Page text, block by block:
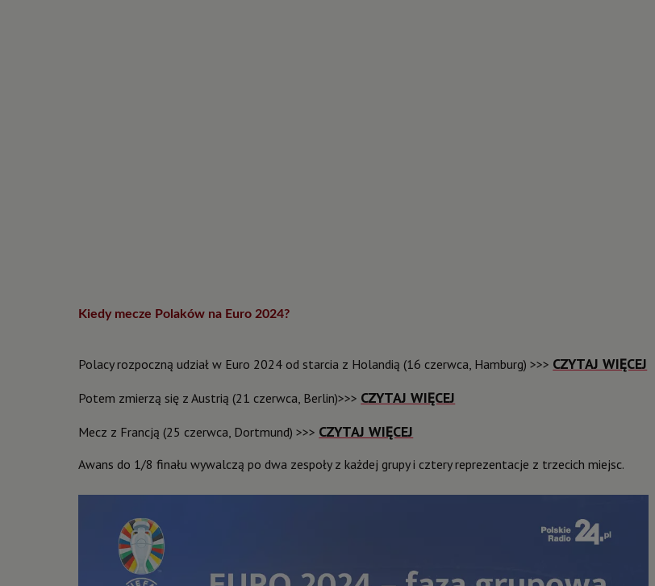
Kiedy mecze Polaków na Euro 2024?
Polacy rozpoczną udział w Euro 2024 od starcia z Holandią (16 czerwca, Hamburg) >>> CZYTAJ WIĘCEJ
Potem zmierzą się z Austrią (21 czerwca, Berlin)>>> CZYTAJ WIĘCEJ
Mecz z Francją (25 czerwca, Dortmund) >>> CZYTAJ WIĘCEJ
Awans do 1/8 finału wywalczą po dwa zespoły z każdej grupy i cztery reprezentacje z trzecich miejsc.